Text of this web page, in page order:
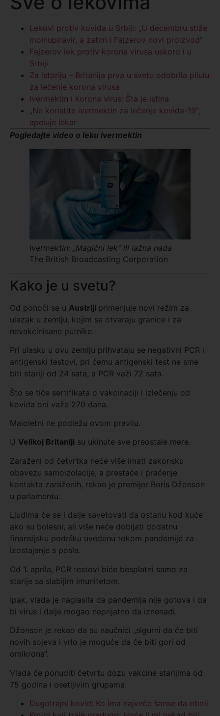
Lekovi protiv kovida u Srbiji: „U decembru stiže
molnupiravir, a zatim i Fajzerov novi proizvod“
Fajzerov lek protiv korona virusa uskoro i u
Srbiji
Za istoriju – Britanija prva u svetu odobrila pilulu
za lečenje korona virusa
Ivermektin i korona virus: Šta je istina
„Ne koristite ivermektin za lečenje kovida-19″,
apeluje lekar
Pogledajte video o leku ivermektin
Ivermektin: „Magični lek” ili lažna nada
The British Broadcasting Corporation
Kako je u svetu?
Od ponoći se u Austriji primenjuje novi režim za
ulazak u zemlju, kojim se otvaraju granice i za
nevakcinisane putnike.
Pri ulasku u ovu zemlju prihvataju se negativni PCR i
antigenski testovi, pri čemu antigenski test ne sme
biti stariji od 24 sata, a PCR važi 72 sata.
Što se tiče sertifikata o vakcinaciji i izlečenju od
kovida oni važe 270 dana.
Maloletni ne podležu ovom pravilu.
U Velikoj Britaniji su ukinute sve preostale mere.
Zaraženi od četvrtka neće više imati zakonsku
obavezu samoizolacije, a prestaće i praćenje
kontakta zaraženih, rekao je premijer Boris Džonson
u parlamentu.
Ljudima će se i dalje savetovati da ostanu kod kuće
ako su bolesni, ali više neće dobijati dodatnu
finansijsku podršku uvedenu tokom pandemije za
izostajanje s posla.
Od 1. aprila, PCR testovi biće besplatni samo za
starije sa slabijim imunitetom.
Ipak, vlada je naglasila da pandemija nije gotova i da
bi virus i dalje mogao neprijatno da iznenadi.
Džonson je rekao da su naučnici „sigurni da će biti
novih sojeva i vrlo je moguće da će biti gori od
omikrona“.
Vlada će ponuditi četvrtu dozu vakcine starijima od
75 godina i osetljivim grupama.
Dugotrajni kovid: Ko ima najveće šanse da oboli